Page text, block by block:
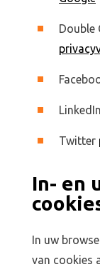
Double
LinkedIn
Twitter
In- en
In uw
van cookies